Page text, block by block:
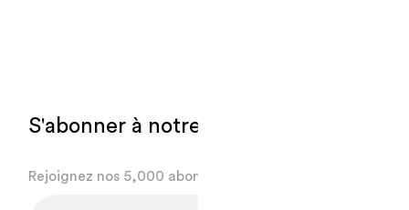
S'abonner à notre newsletter.
Rejoignez nos 5,000 abonnés